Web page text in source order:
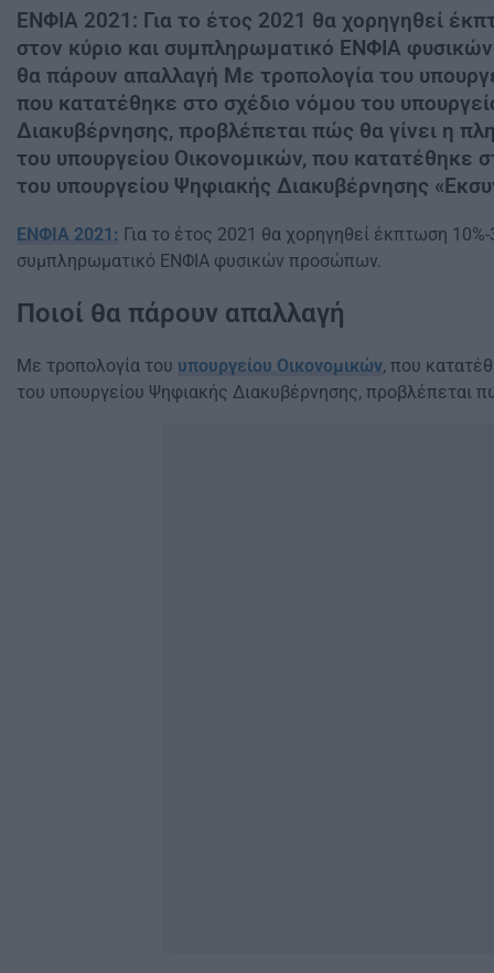
ΕΝΦΙΑ 2021: Για το έτος 2021 θα χορηγηθεί
στον κύριο και συμπληρωματικό ΕΝΦΙΑ
θα πάρουν απαλλαγή Με τροπολογία του
που κατατέθηκε στο σχέδιο νόμου του
Διακυβέρνησης, προβλέπεται πώς θα γίνει η
του υπουργείου Οικονομικών, που κατατέθηκε
του υπουργείου Ψηφιακής Διακυβέρνησης
ΕΝΦΙΑ 2021: Για το έτος 2021 θα χορηγηθεί έκπτωση 10%-
συμπληρωματικό ΕΝΦΙΑ φυσικών προσώπων.
Ποιοί θα πάρουν απαλλαγή
Με τροπολογία του υπουργείου Οικονομικών, που
του υπουργείου Ψηφιακής Διακυβέρνησης, προβλέπεται